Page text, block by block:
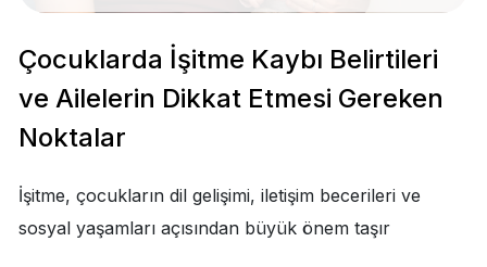
Çocuklarda İşitme Kaybı Belirtileri
ve Ailelerin Dikkat Etmesi Gereken
Noktalar
İşitme, çocukların dil gelişimi, iletişim becerileri ve
sosyal yaşamları açısından büyük önem taşır